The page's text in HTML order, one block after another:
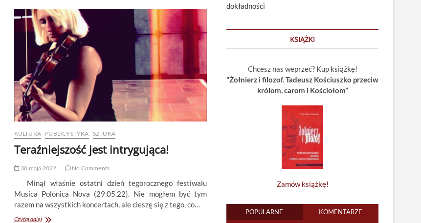
KULTURA PUBLICYSTYKA SZTUKA
Teraźniejszość jest intrygująca!
30 maja 2022 No Comments
Minął właśnie ostatni dzień tegorocznego festiwalu
Musica Polonica Nova (29.05.22). Nie mogłem być tym
razem na wszystkich koncertach, ale cieszę się z tego, co…
Czytaj dalejTeraźniejszość
dokładności
KSIĄŻKI
Chcesz nas weprzeć? Kup książkę!
"Żołnierz i filozof. Tadeusz Kościuszko przeciw
królom, carom i Kościołom”
Zamów książkę!
POPULARNE KOMENTARZE